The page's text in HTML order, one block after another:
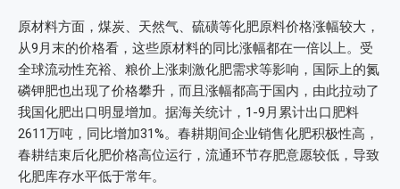
原材料方面，煤炭、天然气、硫磺等化肥原料价格涨幅较大，
从9月末的价格看，这些原材料的同比涨幅都在一倍以上。受
全球流动性充裕、粮价上涨刺激化肥需求等影响，国际上的氮
磷钾肥也出现了价格攀升，而且涨幅都高于国内，由此拉动了
我国化肥出口明显增加。据海关统计，1-9月累计出口肥料
2611万吨，同比增加31%。春耕期间企业销售化肥积极性高，
春耕结束后化肥价格高位运行，流通环节存肥意愿较低，导致
化肥库存水平低于常年。